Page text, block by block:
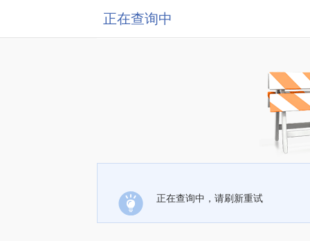
正在查询中
正在查询中，请刷新重试